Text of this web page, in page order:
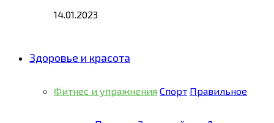
14.01.2023
Здоровье и красота
Фитнес и упражнения Спорт Правильное